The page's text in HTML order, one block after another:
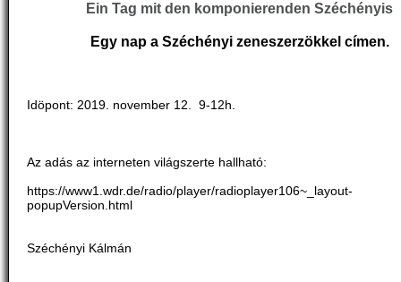
Ein Tag mit den komponierenden Széchényis
Egy nap a Széchényi zeneszerzökkel címen.
Idöpont: 2019. november 12. 9-12h.
Az adás az interneten világszerte hallható:
https://www1.wdr.de/radio/player/radioplayer106~_layout-
popupVersion.html
Széchényi Kálmán